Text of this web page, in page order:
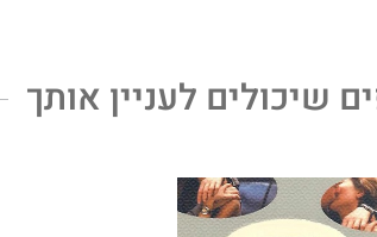
שיכולים לעניין אותך